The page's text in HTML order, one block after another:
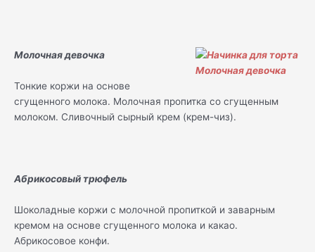
Молочная девочка
Тонкие коржи на основе
сгущенного молока. Молочная пропитка со сгущенным
молоком. Сливочный сырный крем (крем-чиз).
Абрикосовый трюфель
Шоколадные коржи с молочной пропиткой и заварным
кремом на основе сгущенного молока и какао.
Абрикосовое конфи.